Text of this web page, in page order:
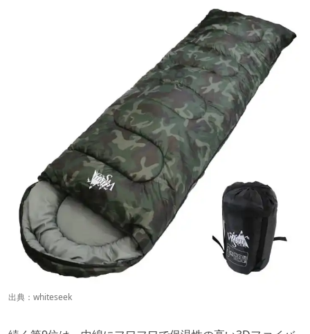
出典： whiteseek